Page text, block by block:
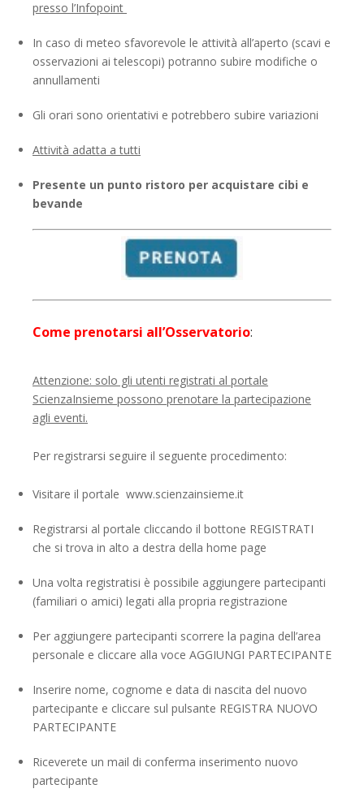
presso l’Infopoint
In caso di meteo sfavorevole le attività all’aperto (scavi e
osservazioni ai telescopi) potranno subire modifiche o
annullamenti
Gli orari sono orientativi e potrebbero subire variazioni
Attività adatta a tutti
Presente un punto ristoro per acquistare cibi e
bevande
Come prenotarsi all’Osservatorio:
Attenzione: solo gli utenti registrati al portale
ScienzaInsieme possono prenotare la partecipazione
agli eventi.
Per registrarsi seguire il seguente procedimento:
Visitare il portale www.scienzainsieme.it
Registrarsi al portale cliccando il bottone REGISTRATI
che si trova in alto a destra della home page
Una volta registratisi è possibile aggiungere partecipanti
(familiari o amici) legati alla propria registrazione
Per aggiungere partecipanti scorrere la pagina dell’area
personale e cliccare alla voce AGGIUNGI PARTECIPANTE
Inserire nome, cognome e data di nascita del nuovo
partecipante e cliccare sul pulsante REGISTRA NUOVO
PARTECIPANTE
Riceverete un mail di conferma inserimento nuovo
partecipante